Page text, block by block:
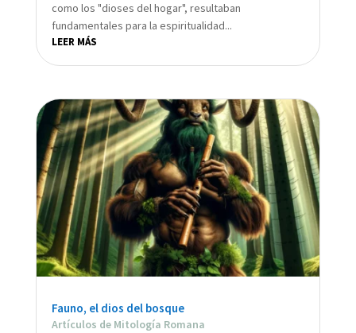
como los "dioses del hogar", resultaban
fundamentales para la espiritualidad...
LEER MÁS
Fauno, el dios del bosque
Artículos de Mitología Romana